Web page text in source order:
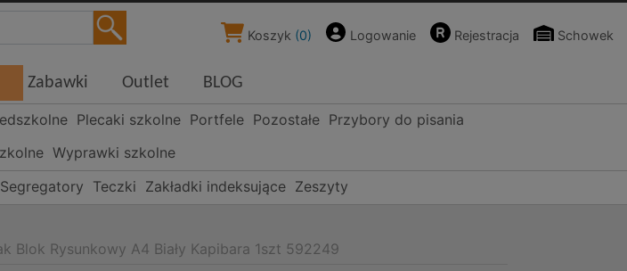
Koszyk (0) Logowanie Rejestracja Schowek
Zabawki Outlet BLOG
Plecaki szkolne Portfele Pozostałe Przybory do pisania
Wyprawki szkolne
Segregatory Teczki Zakładki indeksujące Zeszyty
Blok Rysunkowy A4 Biały Kapibara 1szt 592249